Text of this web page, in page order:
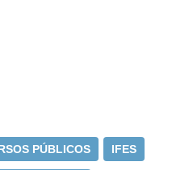
PÚBLICOS IFES